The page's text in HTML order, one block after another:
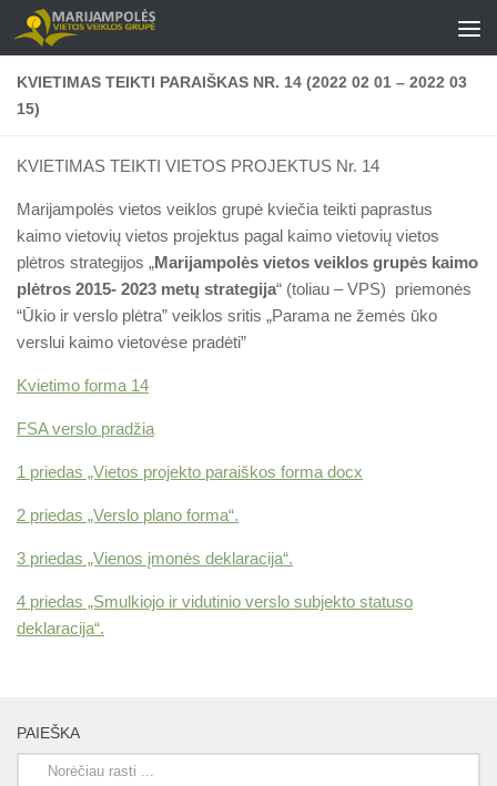
Skip to content
KVIETIMAS TEIKTI PARAIŠKAS NR. 14 (2022 02 01 – 2022 03
15)
KVIETIMAS TEIKTI VIETOS PROJEKTUS Nr. 14
Marijampolės vietos veiklos grupė kviečia teikti paprastus
kaimo vietovių vietos projektus pagal kaimo vietovių vietos
plėtros strategijos „Marijampolės vietos veiklos grupės kaimo
plėtros 2015- 2023 metų strategija“ (toliau – VPS) priemonės
“Ūkio ir verslo plėtra” veiklos sritis „Parama ne žemės ūko
verslui kaimo vietovėse pradėti”
Kvietimo forma 14
FSA verslo pradžia
1 priedas „Vietos projekto paraiškos forma docx
2 priedas „Verslo plano forma“.
3 priedas „Vienos įmonės deklaracija“.
4 priedas „Smulkiojo ir vidutinio verslo subjekto statuso
deklaracija“.
PAIEŠKA